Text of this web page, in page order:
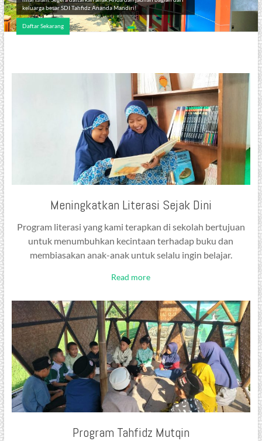
keluarga besar SDI Tahfidz Ananda Mandiri!
Daftar Sekarang
Meningkatkan Literasi Sejak Dini
Program literasi yang kami terapkan di sekolah bertujuan
untuk menumbuhkan kecintaan terhadap buku dan
membiasakan anak-anak untuk selalu ingin belajar.
Read more
Program Tahfidz Mutqin